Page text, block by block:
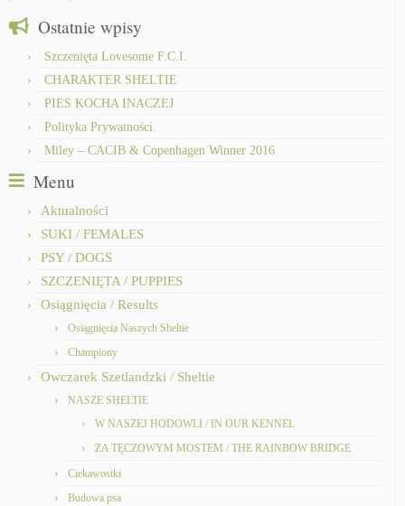
Ostatnie wpisy
Szczenięta Lovesome F.C.I.
CHARAKTER SHELTIE
PIES KOCHA INACZEJ
Polityka Prywatności.
Miley – CACIB & Copenhagen Winner 2016
Menu
Aktualności
SUKI / FEMALES
PSY / DOGS
SZCZENIĘTA / PUPPIES
Osiągnięcia / Results
Osiągnięcia Naszych Sheltie
Championy
Owczarek Szetlandzki / Sheltie
NASZE SHELTIE
W NASZEJ HODOWLI / IN OUR KENNEL
ZA TĘCZOWYM MOSTEM / THE RAINBOW BRIDGE
Ciekawostki
Budowa psa